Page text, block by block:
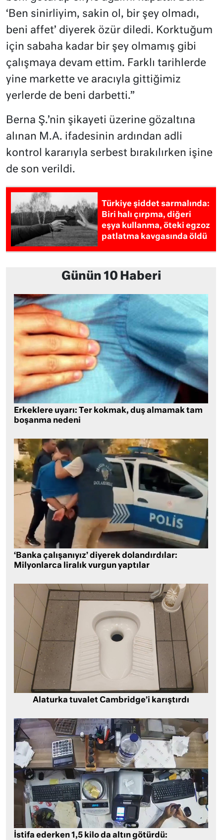
‘Ben sinirliyim, sakin ol, bir şey olmadı,
beni affet’ diyerek özür diledi. Korktuğum
için sabaha kadar bir şey olmamış gibi
çalışmaya devam ettim. Farklı tarihlerde
yine markette ve aracıyla gittiğimiz
yerlerde de beni darbetti.”
Berna Ş.’nin şikayeti üzerine gözaltına
alınan M.A. ifadesinin ardından adli
kontrol kararıyla serbest bırakılırken işine
de son verildi.
Türkiye şiddet sarmalında:
Biri halı çırpma, diğeri
eşya kullanma, öteki egzoz
patlatma kavgasında öldü
Günün 10 Haberi
Erkeklere uyarı: Ter kokmak, duş almamak tam
boşanma nedeni
‘Banka çalışanıyız’ diyerek dolandırdılar:
Milyonlarca liralık vurgun yaptılar
Alaturka tuvalet Cambridge’i karıştırdı
İstifa ederken 1,5 kilo da altın götürdü: